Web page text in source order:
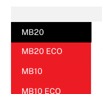
MB20
MB20 ECO
MB10
MB10 ECO